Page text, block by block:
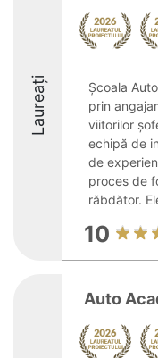
Laureați
Școala
prin
viitorilor
echipă de
de
proces de
răbdător.
10
Auto